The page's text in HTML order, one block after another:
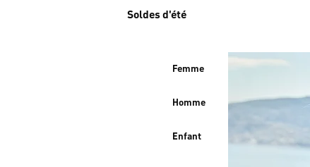
Soldes d'été
Femme
Homme
Enfant